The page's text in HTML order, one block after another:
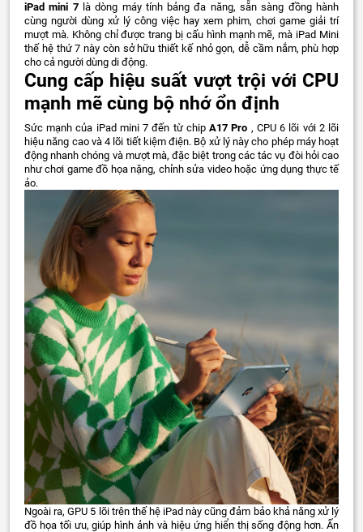
iPad mini 7 là dòng máy tính bảng đa năng, sẵn sàng đồng hành
cùng người dùng xử lý công việc hay xem phim, chơi game giải trí
mượt mà. Không chỉ được trang bị cấu hình mạnh mẽ, mà iPad Mini
thế hệ thứ 7 này còn sở hữu thiết kế nhỏ gọn, dễ cầm nắm, phù hợp
cho cả người dùng di động.
Cung cấp hiệu suất vượt trội với CPU
mạnh mẽ cùng bộ nhớ ổn định
Sức mạnh của iPad mini 7 đến từ chipA17 Pro , CPU 6 lõi với 2 lõi
hiệu năng cao và 4 lõi tiết kiệm điện. Bộ xử lý này cho phép máy hoạt
động nhanh chóng và mượt mà, đặc biệt trong các tác vụ đòi hỏi cao
như chơi game đồ họa nặng, chỉnh sửa video hoặc ứng dụng thực tế
ảo.
Ngoài ra, GPU 5 lõi trên thế hệ iPad này cũng đảm bảo khả năng xử lý
đồ họa tối ưu, giúp hình ảnh và hiệu ứng hiển thị sống động hơn. Ấn